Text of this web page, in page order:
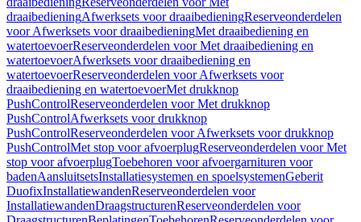
draaibedieningAfwerksets voor draaibedieningReserveonderdelen
voor Afwerksets voor draaibedieningMet draaibediening en
watertoevoerReserveonderdelen voor Met draaibediening en
watertoevoerAfwerksets voor draaibediening en
watertoevoerReserveonderdelen voor Afwerksets voor
draaibediening en watertoevoerMet drukknop
PushControlReserveonderdelen voor Met drukknop
PushControlAfwerksets voor drukknop
PushControlReserveonderdelen voor Afwerksets voor drukknop
PushControlMet stop voor afvoerplugReserveonderdelen voor Met
stop voor afvoerplugToebehoren voor afvoergarnituren voor
badenAansluitsetsInstallatiesystemen en spoelsystemenGeberit
DuofixInstallatiewandenReserveonderdelen voor
InstallatiewandenDraagstructurenReserveonderdelen voor